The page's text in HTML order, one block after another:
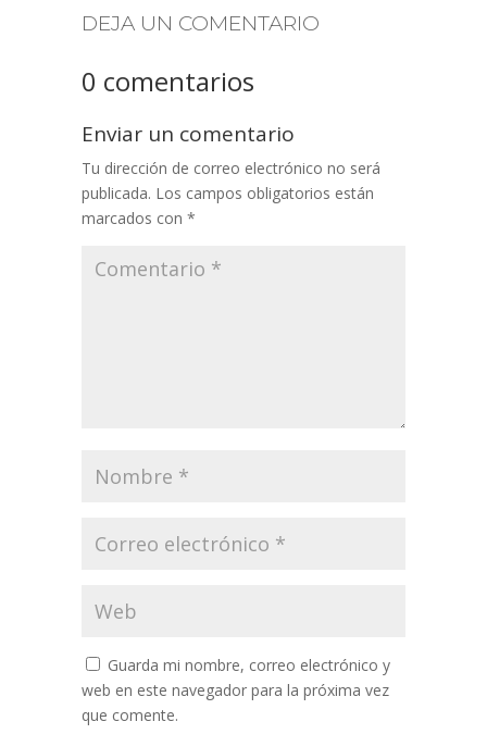
DEJA UN COMENTARIO
0 comentarios
Enviar un comentario
Tu dirección de correo electrónico no será
publicada. Los campos obligatorios están
marcados con *
Guarda mi nombre, correo electrónico y
web en este navegador para la próxima vez
que comente.